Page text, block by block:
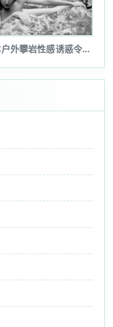
女子裸体户外攀岩性感诱惑令人瞠目(图...